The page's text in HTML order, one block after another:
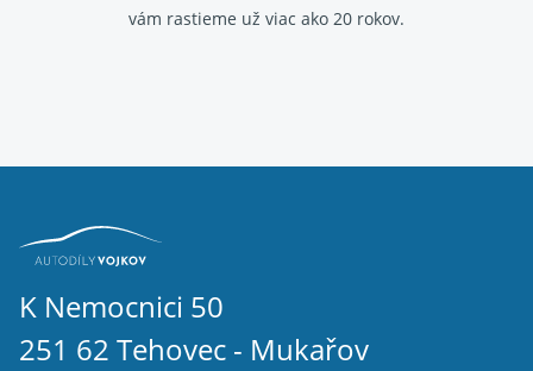
vám rastieme už viac ako 20 rokov.
K Nemocnici 50
251 62 Tehovec - Mukařov